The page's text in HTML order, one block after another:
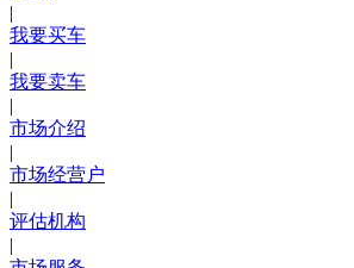
|
我要买车
|
我要卖车
|
市场介绍
|
市场经营户
|
评估机构
|